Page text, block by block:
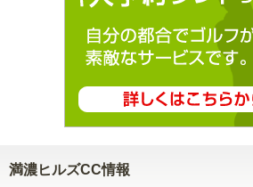
満濃ヒルズCC情報